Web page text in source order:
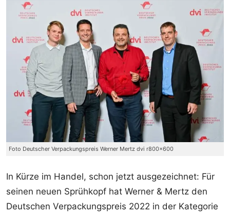
Foto Deutscher Verpackungspreis Werner Mertz dvi r800x600
In Kürze im Handel, schon jetzt ausgezeichnet: Für
seinen neuen Sprühkopf hat Werner & Mertz den
Deutschen Verpackungspreis 2022 in der Kategorie